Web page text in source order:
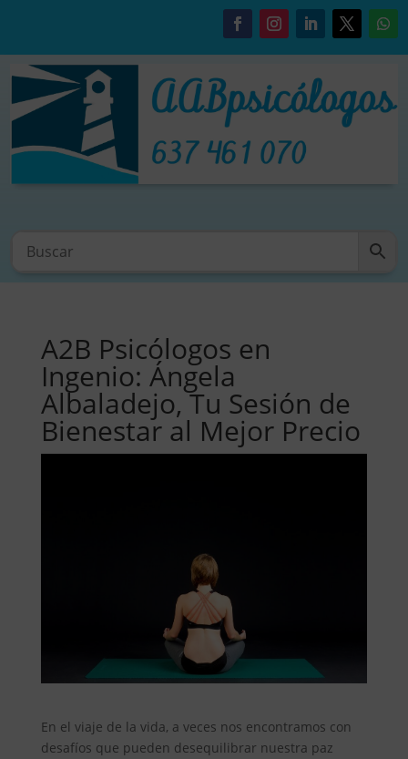
A2B Psicólogos en
Ingenio: Ángela
Albaladejo, Tu Sesión de
Bienestar al Mejor Precio
En el viaje de la vida, a veces nos encontramos con
desafíos que pueden desequilibrar nuestra paz